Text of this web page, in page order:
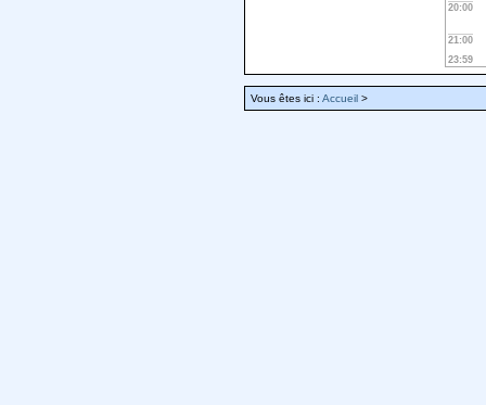
20:00
21:00
23:59
Vous êtes ici : Accueil >